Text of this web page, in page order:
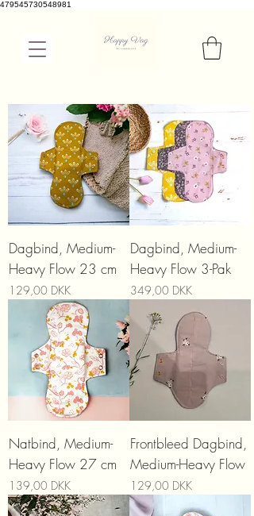
479545730548981
Dagbind, Medium-
Heavy Flow 23 cm
Prix
129,00 DKK
Dagbind, Medium-
Heavy Flow 3-Pak
Prix
349,00 DKK
Natbind, Medium-
Heavy Flow 27 cm
Prix
139,00 DKK
Frontbleed Dagbind,
Medium-Heavy Flow
Prix
129,00 DKK